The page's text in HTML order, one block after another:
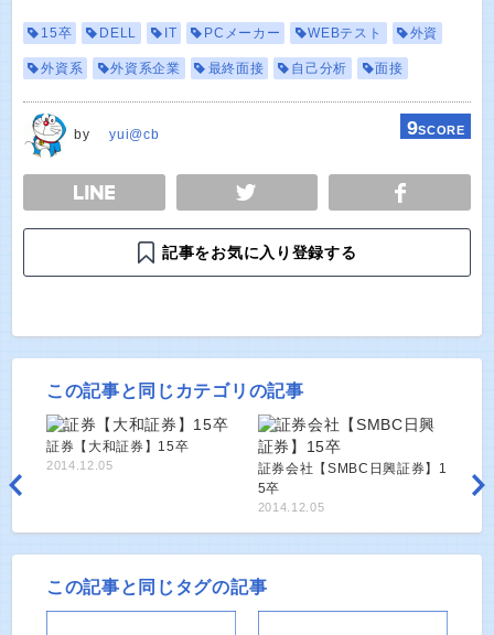
15卒 DELL IT PCメーカー WEBテスト 外資
外資系 外資系企業 最終面接 自己分析 面接
by yui@cb 9SCORE
TWEET
記事をお気に入り登録する
この記事と同じカテゴリの記事
証券【大和証券】15卒
2014.12.05
証券会社【SMBC日興証券】1
5卒
2014.12.05
この記事と同じタグの記事